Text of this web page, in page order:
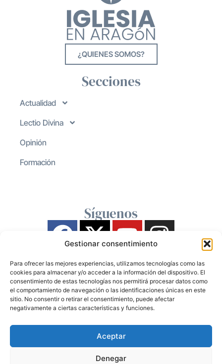
Gestionar consentimiento
Para ofrecer las mejores experiencias, utilizamos tecnologías como las
cookies para almacenar y/o acceder a la información del dispositivo. El
consentimiento de estas tecnologías nos permitirá procesar datos como
el comportamiento de navegación o las identificaciones únicas en este
sitio. No consentir o retirar el consentimiento, puede afectar
negativamente a ciertas características y funciones.
Aceptar
Denegar
¿QUIENES SOMOS?
Secciones
Actualidad
Lectio Divina
Opinión
Formación
Síguenos